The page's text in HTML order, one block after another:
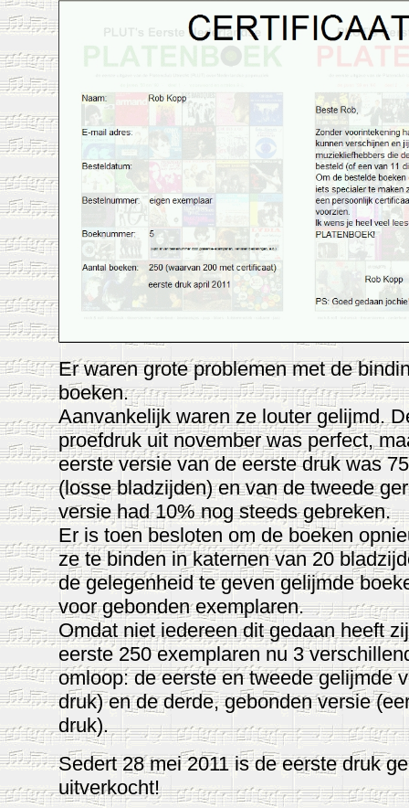
Er waren grote problemen met de
boeken.
Aanvankelijk waren ze louter gelijmd.
proefdruk uit november was perfect,
eerste versie van de eerste druk was
(losse bladzijden) en van de tweede
versie had 10% nog steeds gebreken.
Er is toen besloten om de boeken
ze te binden in katernen van 20
de gelegenheid te geven gelijmde
voor gebonden exemplaren.
Omdat niet iedereen dit gedaan heeft
eerste 250 exemplaren nu 3
omloop: de eerste en tweede gelijmde
druk) en de derde, gebonden versie
druk).
Sedert 28 mei 2011 is de eerste druk
uitverkocht!